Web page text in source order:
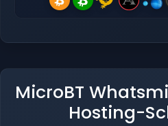
MicroBT
Hosting-